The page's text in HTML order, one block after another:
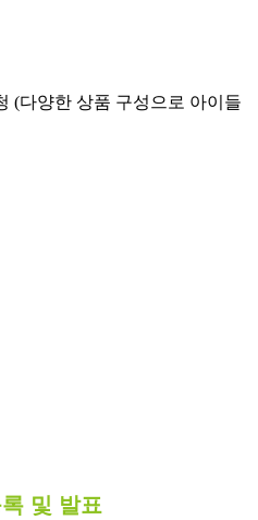
(다양한 상품 구성으로 아이들
및 발표